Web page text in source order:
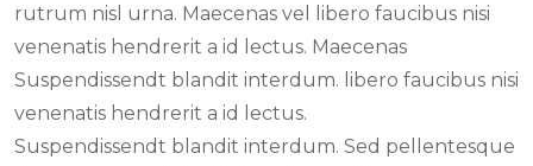
rutrum nisl urna. Maecenas vel libero faucibus nisi
venenatis hendrerit a id lectus. Maecenas
Suspendissendt blandit interdum. libero faucibus nisi
venenatis hendrerit a id lectus.
Suspendissendt blandit interdum. Sed pellentesque